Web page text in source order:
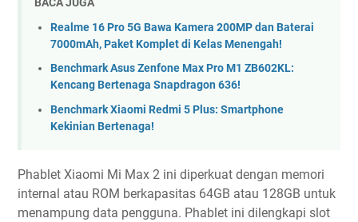
Realme 16 Pro 5G Bawa Kamera 200MP dan Baterai
7000mAh, Paket Komplet di Kelas Menengah!
Benchmark Asus Zenfone Max Pro M1 ZB602KL:
Kencang Bertenaga Snapdragon 636!
Benchmark Xiaomi Redmi 5 Plus: Smartphone
Kekinian Bertenaga!
Phablet Xiaomi Mi Max 2 ini diperkuat dengan memori
internal atau ROM berkapasitas 64GB atau 128GB untuk
menampung data pengguna. Phablet ini dilengkapi slot